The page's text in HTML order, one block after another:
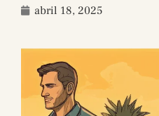
abril 18, 2025